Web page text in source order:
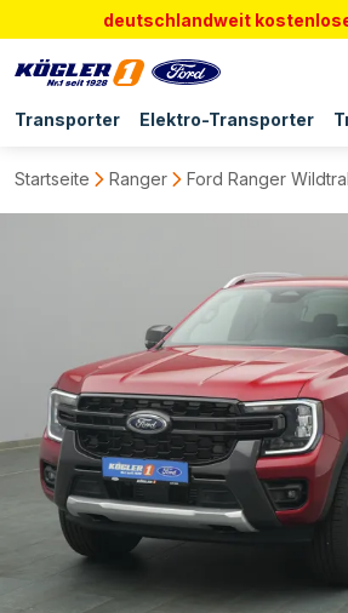
deutschlandweit
Transporter Elektro-Transporter
Startseite Ranger Ford Ranger